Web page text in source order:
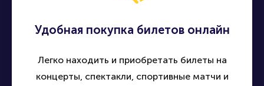
Удобная покупка билетов онлайн
Легко находить и приобретать билеты на
концерты, спектакли, спортивные матчи и